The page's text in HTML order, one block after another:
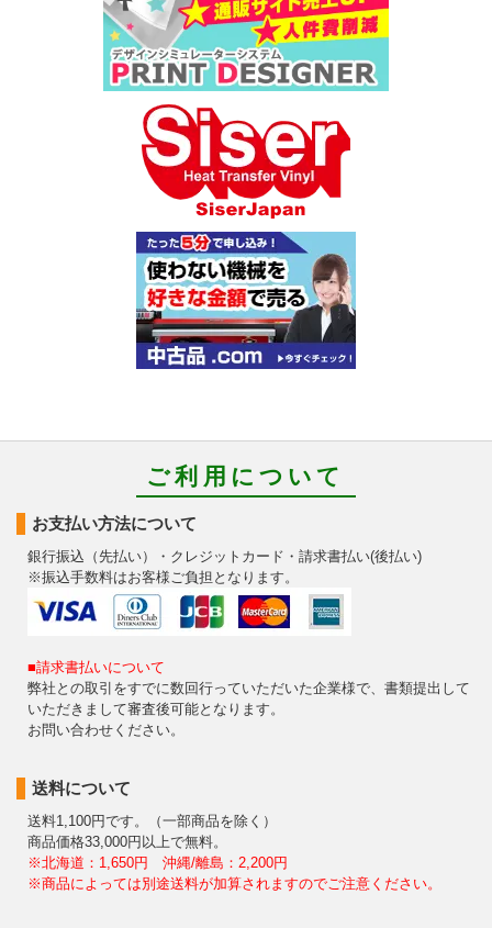
ご利用について
お支払い方法について
銀行振込（先払い）・クレジットカード・請求書払い(後払い)
※振込手数料はお客様ご負担となります。
■請求書払いについて
弊社との取引をすでに数回行っていただいた企業様で、書類提出して
いただきまして審査後可能となります。
お問い合わせください。
送料について
送料1,100円です。（一部商品を除く）
商品価格33,000円以上で無料。
※北海道：1,650円 沖縄/離島：2,200円
※商品によっては別途送料が加算されますのでご注意ください。